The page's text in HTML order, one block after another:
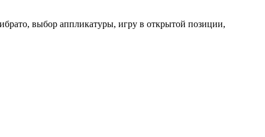
выбор аппликатуры, игру в открытой позиции,